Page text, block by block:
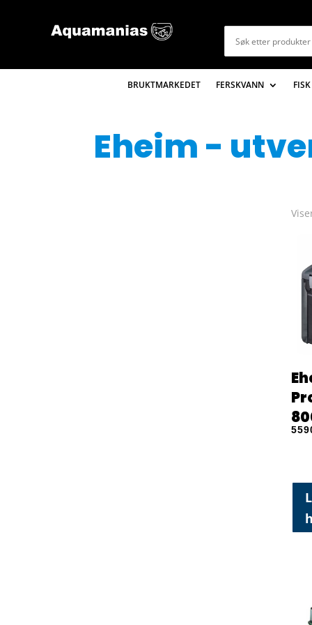
BRUKTMARKEDET FERSKVANN FISK
Eheim -